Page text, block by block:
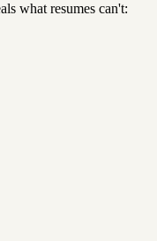
what resumes can't: